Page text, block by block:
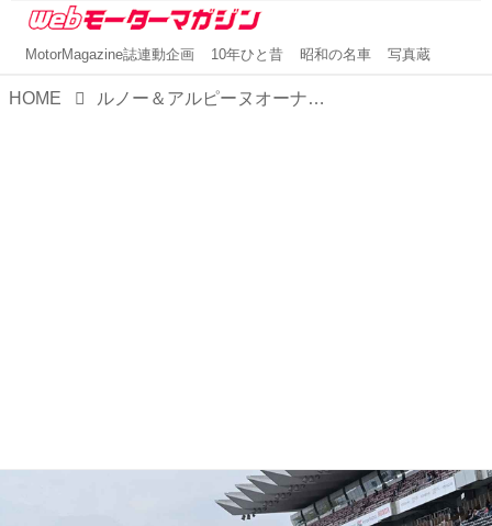
MotorMagazine誌連動企画 10年ひと昔 昭和の名車 写真蔵
HOME ルノー＆アルピーヌオーナーの祭典「ルノー・アルピーヌ デイ in MFF 2025」を4月20日に富士スピードウェイで開催